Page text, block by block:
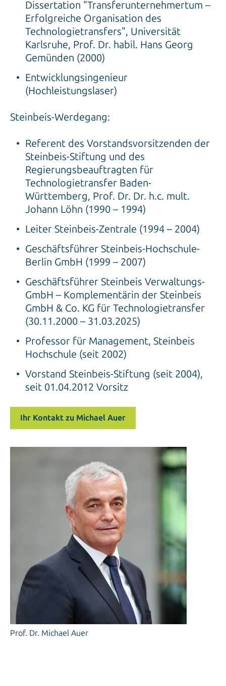
Prof. Dr. Michael Auer
Dissertation "Transferunternehmertum –
Erfolgreiche Organisation des
Technologietransfers", Universität
Karlsruhe, Prof. Dr. habil. Hans Georg
Gemünden (2000)
Entwicklungsingenieur
(Hochleistungslaser)
Steinbeis-Werdegang:
Referent des Vorstandsvorsitzenden der
Steinbeis-Stiftung und des
Regierungsbeauftragten für
Technologietransfer Baden-
Württemberg, Prof. Dr. Dr. h.c. mult.
Johann Löhn (1990 – 1994)
Leiter Steinbeis-Zentrale (1994 – 2004)
Geschäftsführer Steinbeis-Hochschule-
Berlin GmbH (1999 – 2007)
Geschäftsführer Steinbeis Verwaltungs-
GmbH – Komplementärin der Steinbeis
GmbH & Co. KG für Technologietransfer
(30.11.2000 – 31.03.2025)
Professor für Management, Steinbeis
Hochschule (seit 2002)
Vorstand Steinbeis-Stiftung (seit 2004),
seit 01.04.2012 Vorsitz
Ihr Kontakt zu Michael Auer